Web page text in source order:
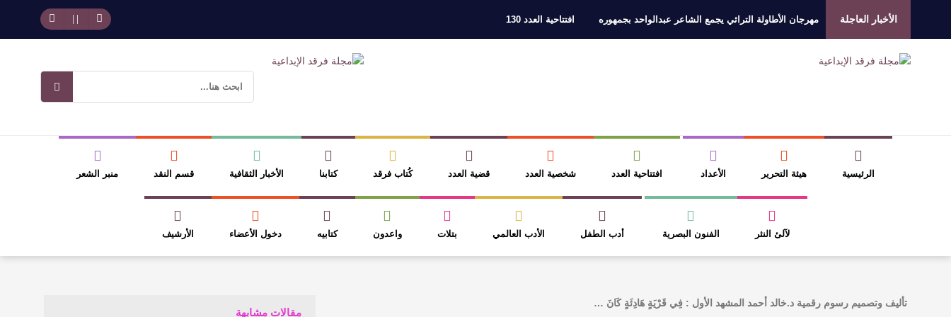
الأخبار العاجلة مهرجان الأطاولة التراثي يجمع الشاعر عبدالواحد بجمهوره افتتاحية العدد 130
القيمة الأدبية بين استحقاق النص وسلطة الجائزة
عتبات التأويل وقراءة التشكيل الصوفي والفلسفي في “مملكة الله” للدكتور محمد بدوي عنترة بن شداد… الشاعر الفارس
الرئيسية هيئة التحرير الأعداد افتتاحية العدد شخصية العدد قضية العدد كُتاب فرقد كتابنا الأخبار الثقافية قسم النقد منبر الشعر
لآلئ النثر الفنون البصرية أدب الطفل الأدب العالمي بتلات واعدون كتابيه دخول الأعضاء الأرشيف
مقالات مشابهة
تأليف وتصميم رسوم رقمية د.خالد أحمد المشهد الأول : فِي قَرْيَةٍ هَادِئَةٍ كَانَ …